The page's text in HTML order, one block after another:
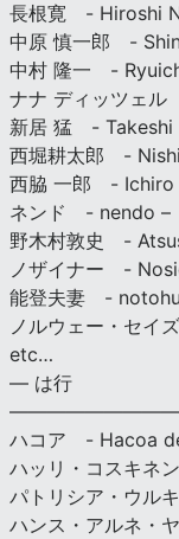
長根寛 - Hiroshi
中原 慎一郎 -
中村 隆一 -
ナナ ディッツェ
新居 猛 - Takeshi
西堀耕太郎 -
西脇 一郎 - Ichiro
ネンド - nendo –
野木村敦史 -
ノザイナー -
能登夫妻 -
ノルウェー・セ
etc…
— は行
ハコア - Hacoa
ハッリ・コスキネ
パトリシア・ウ
ハンス・アルネ・